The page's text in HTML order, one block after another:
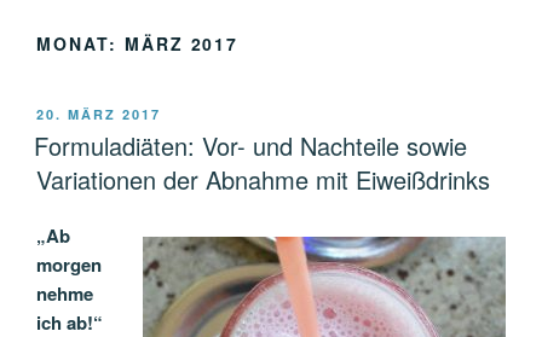
MONAT: MÄRZ 2017
VERÖFFENTLICHT
AM
20. MÄRZ 2017
Formuladiäten: Vor- und Nachteile sowie
Variationen der Abnahme mit Eiweißdrinks
„Ab
morgen
nehme
ich ab!“